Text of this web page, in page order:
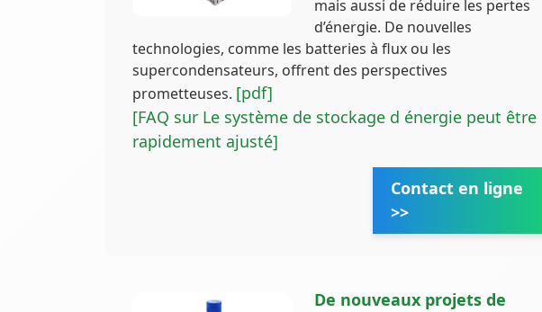
mais aussi de réduire les pertes
d’énergie. De nouvelles
technologies, comme les batteries à flux ou les
supercondensateurs, offrent des perspectives
prometteuses. [pdf]
[FAQ sur Le système de stockage d énergie peut être
rapidement ajusté]
Contact en ligne
>>
De nouveaux projets de